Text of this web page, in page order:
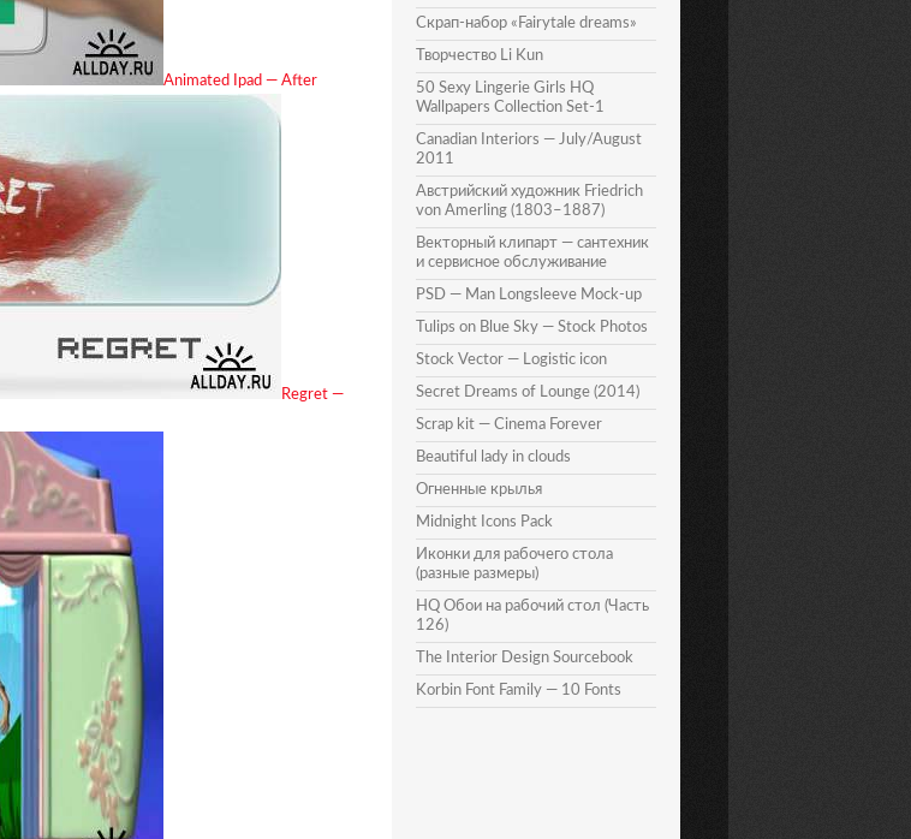
Animated Ipad — After
Regret —
Скрап-набор «Fairytale dreams»
Творчество Li Kun
50 Sexy Lingerie Girls HQ
Wallpapers Collection Set-1
Canadian Interiors — July/August
2011
Австрийский художник Friedrich
von Amerling (1803–1887)
Векторный клипарт — сантехник
и сервисное обслуживание
PSD — Man Longsleeve Mock-up
Tulips on Blue Sky — Stock Photos
Stock Vector — Logistic icon
Secret Dreams of Lounge (2014)
Scrap kit — Cinema Forever
Beautiful lady in clouds
Огненные крылья
Midnight Icons Pack
Иконки для рабочего стола
(разные размеры)
HQ Обои на рабочий стол (Часть
126)
The Interior Design Sourcebook
Korbin Font Family — 10 Fonts